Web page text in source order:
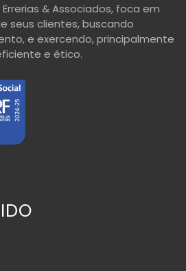
& Associados, foca em
seus clientes, buscando
e exercendo, principalmente
e ético.